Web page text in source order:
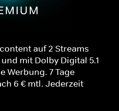
auf 2 Streams
mit Dolby Digital 5.1
Werbung. 7 Tage
6 € mtl. Jederzeit